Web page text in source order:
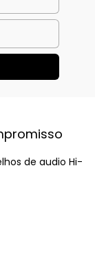
de audio Hi-